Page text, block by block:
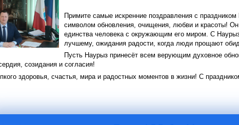
Примите самые искренние поздравления с
символом обновления, очищения, любви и красоты!
единства человека с окружающим его миром. С
лучшему, ожидания радости, когда люди прощают
Пусть Наурыз принесёт всем верующим духовное
созидания и согласия!
здоровья, счастья, мира и радостных моментов в жизни! С